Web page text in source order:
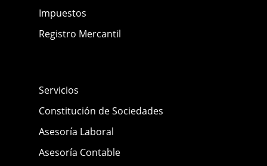
Impuestos
Registro Mercantil
Servicios
Constitución de Sociedades
Asesoría Laboral
Asesoría Contable